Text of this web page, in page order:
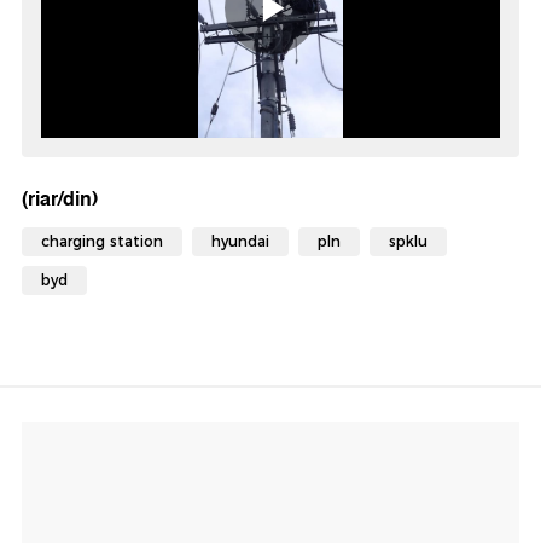
(riar/din)
charging station hyundai pln spklu
byd